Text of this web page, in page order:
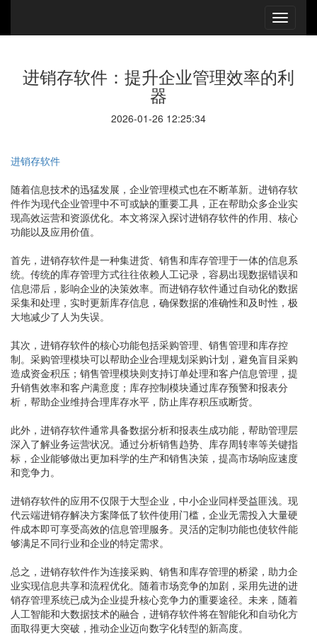
进销存软件：提升企业管理效率的利
器
2026-01-26 12:25:34
进销存软件
随着信息技术的迅猛发展，企业管理模式也在不断革新。进销存软
件作为现代企业管理中不可或缺的重要工具，正在帮助众多企业实
现高效运营和资源优化。本文将深入探讨进销存软件的作用、核心
功能以及应用价值。
首先，进销存软件是一种集进货、销售和库存管理于一体的信息系
统。传统的库存管理方式往往依赖人工记录，容易出现数据错误和
信息滞后，影响企业的决策效率。而进销存软件通过自动化的数据
采集和处理，实时更新库存信息，确保数据的准确性和及时性，极
大地减少了人为失误。
其次，进销存软件的核心功能包括采购管理、销售管理和库存控
制。采购管理模块可以帮助企业合理规划采购计划，避免盲目采购
造成资金积压；销售管理模块则支持订单处理和客户信息管理，提
升销售效率和客户满意度；库存控制模块通过库存预警和报表分
析，帮助企业维持合理库存水平，防止库存积压或断货。
此外，进销存软件通常具备数据分析和报表生成功能，帮助管理层
深入了解业务运营状况。通过分析销售趋势、库存周转率等关键指
标，企业能够做出更加科学的生产和销售决策，提高市场响应速度
和竞争力。
进销存软件的应用不仅限于大型企业，中小企业同样受益匪浅。现
代云端进销存解决方案降低了软件使用门槛，企业无需投入大量硬
件成本即可享受高效的信息管理服务。灵活的定制功能也使软件能
够满足不同行业和企业的特定需求。
总之，进销存软件作为连接采购、销售和库存管理的桥梁，助力企
业实现信息共享和流程优化。随着市场竞争的加剧，采用先进的进
销存管理系统已成为企业提升核心竞争力的重要途径。未来，随着
人工智能和大数据技术的融合，进销存软件将在智能化和自动化方
面取得更大突破，推动企业迈向数字化转型的新高度。